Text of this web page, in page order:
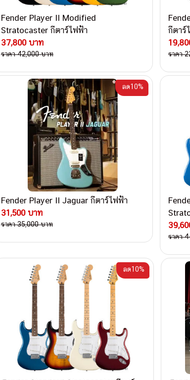
Fender Player II Modified
Stratocaster กีตาร์ไฟฟ้า
37,800 บาท
ราคา 42,000 บาท
กีตาร์
ราคา
Fender Player II Jaguar กีตาร์ไฟฟ้า
31,500 บาท
ลด10%
ราคา 35,000 บาท
ราคา
ลด10%